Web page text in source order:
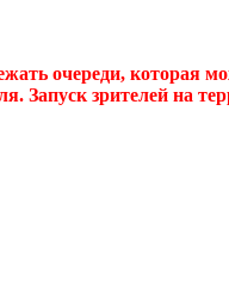
очереди, которая
Запуск зрителей на